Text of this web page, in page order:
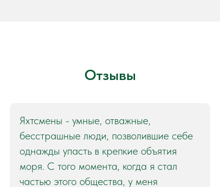
Отзывы
Яхтсмены - умные, отважные,
бесстрашные люди, позволившие себе
однажды упасть в крепкие объятия
моря. С того момента, когда я стал
частью этого общества, у меня